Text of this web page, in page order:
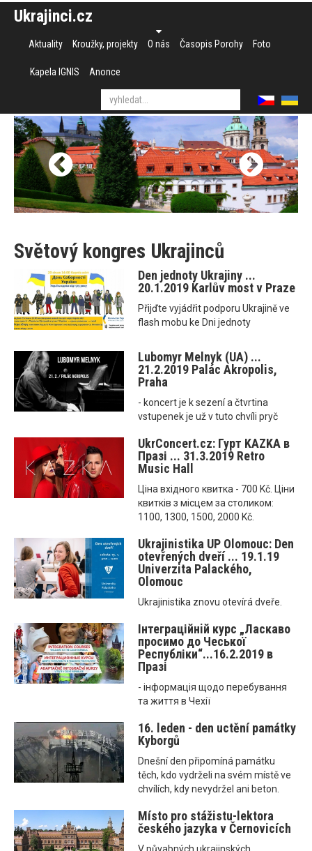
Ukrajinci.cz
Aktuality Kroužky, projekty O nás Časopis Porohy Foto
Kapela IGNIS Anonce
Světový kongres Ukrajinců
Den jednoty Ukrajiny ...
20.1.2019 Karlův most v Praze
Přijďte vyjádřit podporu Ukrajině ve
flash mobu ke Dni jednoty
Lubomyr Melnyk (UA) ...
21.2.2019 Palác Akropolis,
Praha
- koncert je k sezení a čtvrtina
vstupenek je už v tuto chvíli pryč
UkrConcert.cz: Гурт KAZKA в
Празі ... 31.3.2019 Retro
Music Hall
Ціна вхідного квитка - 700 Kč. Ціни
квитків з місцем за столиком:
1100, 1300, 1500, 2000 Kč.
Ukrajinistika UP Olomouc: Den
otevřených dveří ... 19.1.19
Univerzita Palackého,
Olomouc
Ukrajinistika znovu otevírá dveře.
Інтеграційнiй курс „Ласкаво
просимо до Чеської
Республіки“...16.2.2019 в
Празі
- інформація щодо перебування
та життя в Чехії
16. leden - den uctění památky
Kyborgů
Dnešní den připomíná památku
těch, kdo vydrželi na svém místě ve
chvílích, kdy nevydržel ani beton.
Místo pro stážistu-lektora
českého jazyka v Černovicích